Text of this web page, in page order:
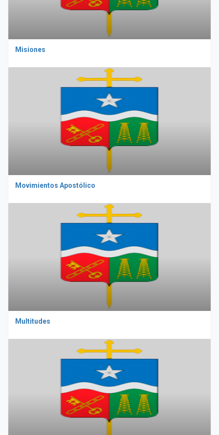
Misiones
Movimientos Apostólico
Multitudes